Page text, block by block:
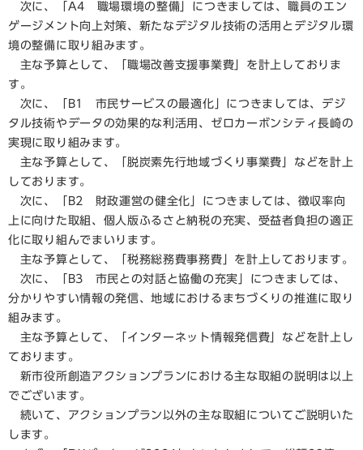
次に、「A4 職場環境の整備」につきましては、職員のエン
ゲージメント向上対策、新たなデジタル技術の活用とデジタル環
境の整備に取り組みます。
主な予算として、「職場改善支援事業費」を計上しておりま
す。
次に、「B1 市民サービスの最適化」につきましては、デジ
タル技術やデータの効果的な利活用、ゼロカーボンシティ長崎の
実現に取り組みます。
主な予算として、「脱炭素先行地域づくり事業費」などを計上
しております。
次に、「B2 財政運営の健全化」につきましては、徴収率向
上に向けた取組、個人版ふるさと納税の充実、受益者負担の適正
化に取り組んでまいります。
主な予算として、「税務総務費事務費」を計上しております。
次に、「B3 市民との対話と協働の充実」につきましては、
分かりやすい情報の発信、地域におけるまちづくりの推進に取り
組みます。
主な予算として、「インターネット情報発信費」などを計上し
ております。
新市役所創造アクションプランにおける主な取組の説明は以上
でございます。
続いて、アクションプラン以外の主な取組についてご説明いた
します。